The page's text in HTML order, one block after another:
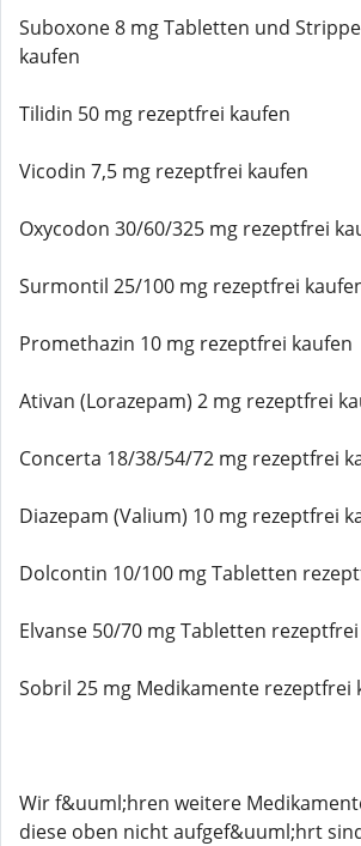
Suboxone 8 mg Tabletten und
kaufen
Tilidin 50 mg rezeptfrei kaufen
Vicodin 7,5 mg rezeptfrei kaufen
Oxycodon 30/60/325 mg rezeptfrei
Surmontil 25/100 mg rezeptfrei
Promethazin 10 mg rezeptfrei kaufen
Ativan (Lorazepam) 2 mg rezeptfrei
Concerta 18/38/54/72 mg rezeptfrei
Diazepam (Valium) 10 mg rezeptfrei
Dolcontin 10/100 mg Tabletten
Elvanse 50/70 mg Tabletten
Sobril 25 mg Medikamente rezeptfrei
Wir f&uuml;hren weitere
diese oben nicht aufgef&uuml;hrt